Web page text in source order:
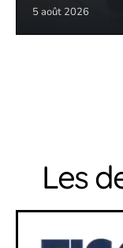
5 août 2026
Les